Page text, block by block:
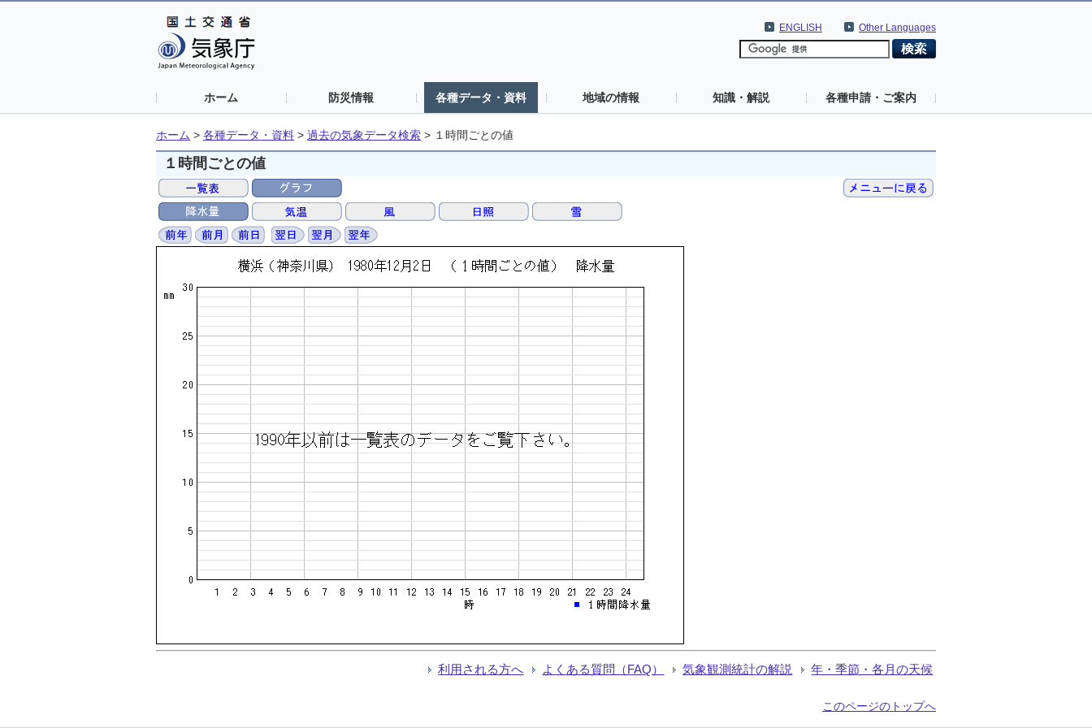
Other Languages
ENGLISH
ホーム 防災情報 各種データ・資料 地域の情報 知識・解説 各種申請・ご案内
ホーム > 各種データ・資料 > 過去の気象データ検索 > １時間ごとの値
１時間ごとの値
利用される方へ よくある質問（FAQ） 気象観測統計の解説 年・季節・各月の天候
このページのトップへ